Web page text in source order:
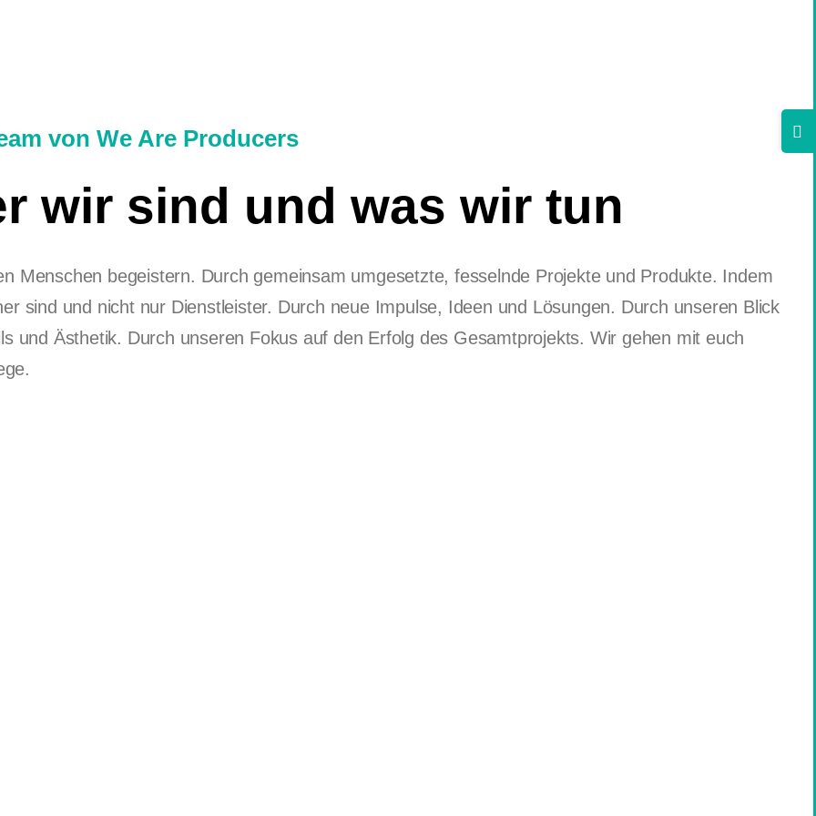
von We Are Producers
wir sind und was wir tun
Menschen begeistern. Durch gemeinsam umgesetzte, fesselnde Projekte und Produkte. Indem
sind und nicht nur Dienstleister. Durch neue Impulse, Ideen und Lösungen. Durch unseren Blick
und Ästhetik. Durch unseren Fokus auf den Erfolg des Gesamtprojekts. Wir gehen mit euch